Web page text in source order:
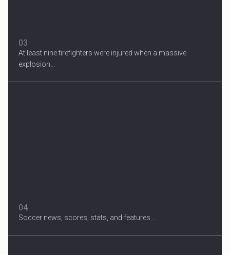
03
At least nine firefighters were injured when a massive
explosion...
04
Soccer news, scores, stats, and features...